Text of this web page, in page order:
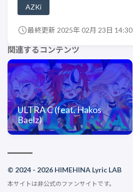
AZKi
最終更新 2025年 02月 23日 14:30
関連するコンテンツ
ULTRA C (feat. Hakos
Baelz)
© 2024 - 2026 HIMEHINA Lyric LAB
本サイトは非公式のファンサイトです。